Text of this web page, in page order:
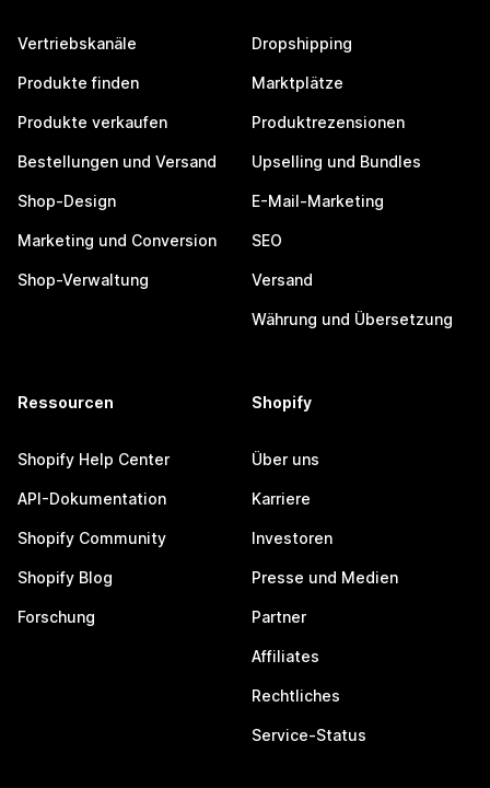
Vertriebskanäle
Produkte finden
Produkte verkaufen
Bestellungen und Versand
Shop-Design
Marketing und Conversion
Shop-Verwaltung
Dropshipping
Marktplätze
Produktrezensionen
Upselling und Bundles
E-Mail-Marketing
SEO
Versand
Währung und Übersetzung
Ressourcen
Shopify Help Center
API-Dokumentation
Shopify Community
Shopify Blog
Forschung
Shopify
Über uns
Karriere
Investoren
Presse und Medien
Partner
Affiliates
Rechtliches
Service-Status